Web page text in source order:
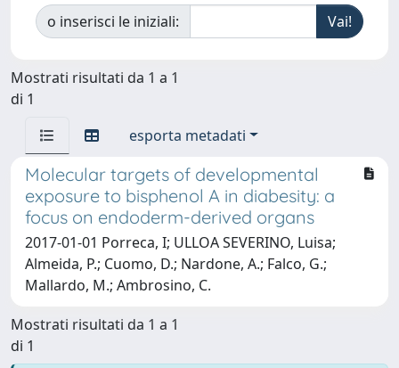
o inserisci le iniziali:
Mostrati risultati da 1 a 1
di 1
esporta metadati
Molecular targets of developmental
exposure to bisphenol A in diabesity: a
focus on endoderm-derived organs
2017-01-01 Porreca, I; ULLOA SEVERINO, Luisa;
Almeida, P.; Cuomo, D.; Nardone, A.; Falco, G.;
Mallardo, M.; Ambrosino, C.
Mostrati risultati da 1 a 1
di 1